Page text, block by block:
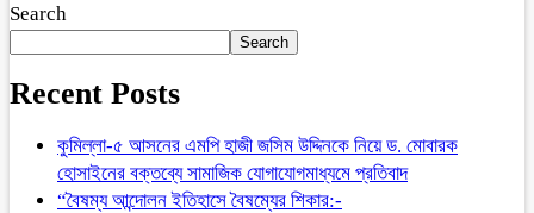
Search
Search
Recent Posts
কুমিল্লা-৫ আসনের এমপি হাজী জসিম উদ্দিনকে নিয়ে ড. মোবারক
হোসাইনের বক্তব্যে সামাজিক যোগাযোগমাধ্যমে প্রতিবাদ
“বৈষম্য আন্দোলন ইতিহাসে বৈষম্যের শিকার:-